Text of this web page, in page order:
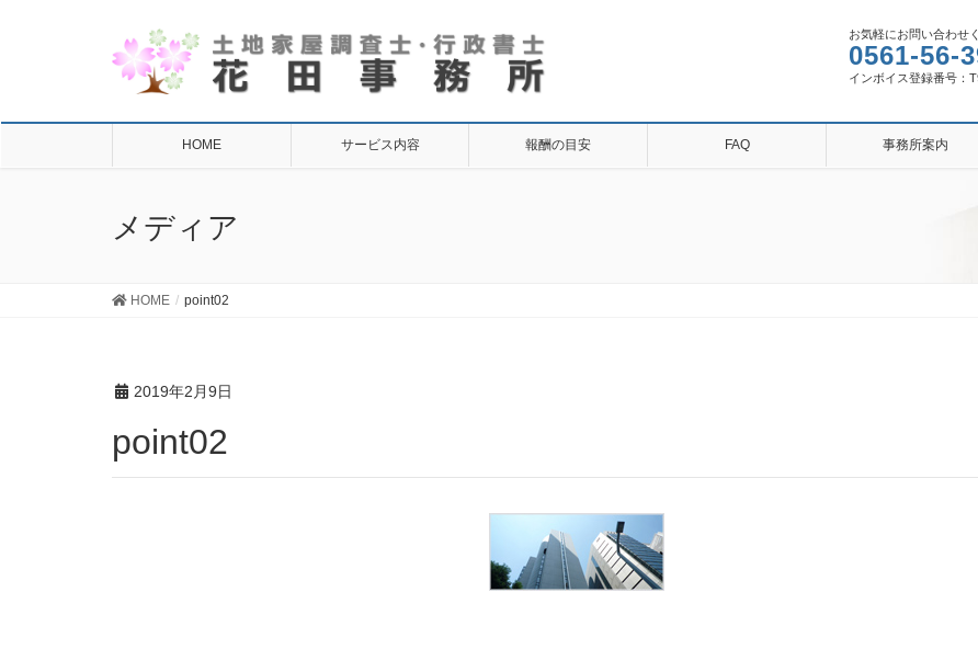
お気軽にお問い合わせ
0561-56-
インボイス登録番号：
HOME サービス内容 報酬の目安 FAQ 事務所案内
メディア
HOME point02
2019年2月9日
point02